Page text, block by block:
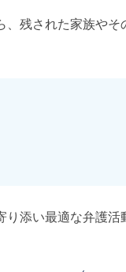
残された家族やそ
添い最適な弁護活